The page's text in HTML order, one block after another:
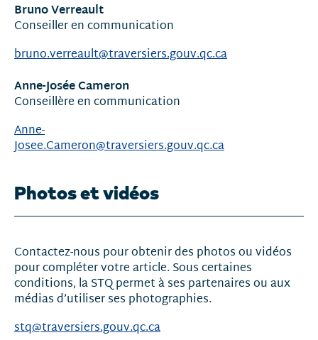
Bruno Verreault
Conseiller en communication
bruno.verreault@traversiers.gouv.qc.ca
Anne-Josée Cameron
Conseillère en communication
Anne-
Josee.Cameron@traversiers.gouv.qc.ca
Photos et vidéos
Contactez-nous pour obtenir des photos ou vidéos
pour compléter votre article. Sous certaines
conditions, la STQ permet à ses partenaires ou aux
médias d’utiliser ses photographies.
stq@traversiers.gouv.qc.ca